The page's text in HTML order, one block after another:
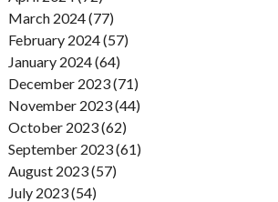
March 2024 (77)
February 2024 (57)
January 2024 (64)
December 2023 (71)
November 2023 (44)
October 2023 (62)
September 2023 (61)
August 2023 (57)
July 2023 (54)